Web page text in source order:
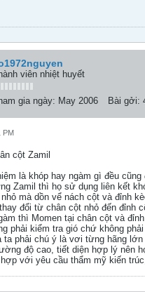
viên nhiệt huyết
gia ngày: May 2006 Bài gởi:
PM
cột Zamil
là khóp hay ngàm gì đều
Zamil thì họ sử dụng liên kết
mà dồn vể nách cột và đỉnh
đổi từ chân cột nhỏ đến đỉnh
thì Momen tại chân cột và
phải kiểm tra gió chứ không
ta phải chú ý là vơi từng hãng
độ cao, tiết diện hợp lý nên
hợp với yêu cầu thẩm mỹ kiến